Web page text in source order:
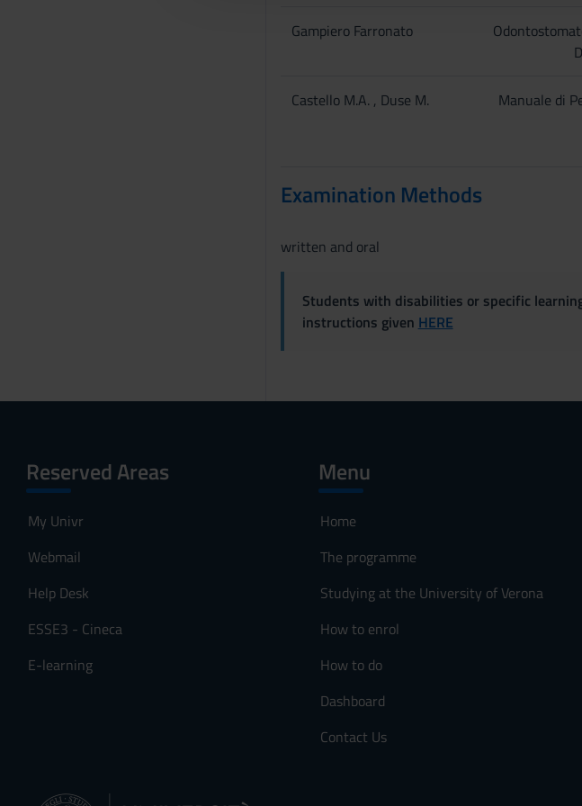
Gampiero Farronato
Castello M.A. , Duse M. Manuale di
Examination Methods
written and oral
Students with disabilities or specific
instructions given HERE
Reserved Areas
My Univr
Webmail
Help Desk
ESSE3 - Cineca
E-learning
Menu
Home
The programme
Studying at the University of Verona
How to enrol
How to do
Dashboard
Contact Us